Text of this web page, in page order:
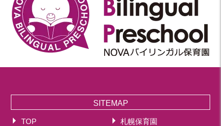
SITEMAP
TOP
札幌保育園